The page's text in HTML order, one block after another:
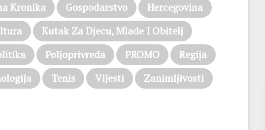
Kronika Gospodarstvo
Hercegovina
Kutak Za Djecu, Mlade I Obitelj
Poljoprivreda PROMO
Regija
Tenis Vijesti
Zanimljivosti